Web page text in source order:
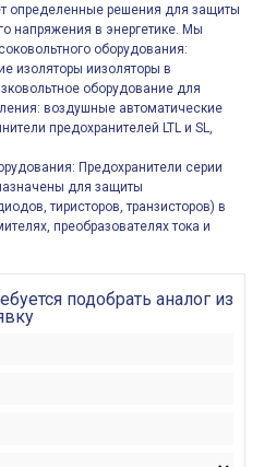
определенные решения для защиты
напряжения в энергетике. Мы
оборудования:
изоляторы иизоляторы в
оборудование для
воздушные автоматические
предохранителей LTL и SL,
Предохранители серии
для защиты
тиристоров, транзисторов) в
преобразователях тока и
подобрать аналог из